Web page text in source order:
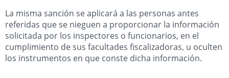
La misma sanción se aplicará a las personas antes
referidas que se nieguen a proporcionar la información
solicitada por los inspectores o funcionarios, en el
cumplimiento de sus facultades fiscalizadoras, u oculten
los instrumentos en que conste dicha información.